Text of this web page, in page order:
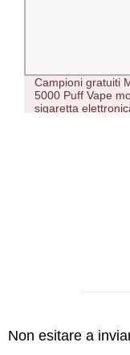
Campioni gratuiti
5000 Puff Vape
sigaretta
Non esitare a